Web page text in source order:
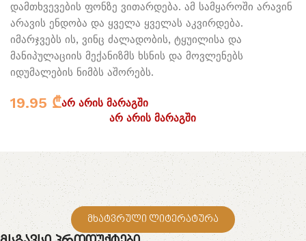
დამთხვევების ფონზე ვითარდება. ამ სამყაროში არავინ
არავის ენდობა და ყველა ყველას აკვირდება.
იმარჯვებს ის, ვინც ძალადობის, ტყუილისა და
მანიპულაციის მექანიზმს ხსნის და მოვლენებს
იდუმალების ნიმბს აშორებს.
19.95 ₾არ არის მარაგში
არ არის მარაგში
მხატვრული ლიტერატურა